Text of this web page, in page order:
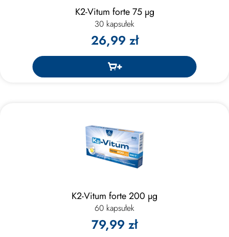
K2-Vitum forte 75 μg
30 kapsułek
26,99 zł
K2-Vitum forte 200 μg
60 kapsułek
79,99 zł